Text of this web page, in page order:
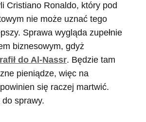
Cristiano Ronaldo, który pod
nie może uznać tego
Sprawa wygląda zupełnie
biznesowym, gdyż
do Al-Nassr. Będzie tam
pieniądze, więc na
się raczej martwić.
sprawy.